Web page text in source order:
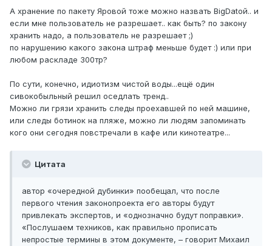
А хранение по пакету Яровой тоже можно назвать BigDatой.. и
если мне пользователь не разрешает.. как быть? по закону
хранить надо, а пользователь не разрешает ;)
по нарушению какого закона штраф меньше будет :) или при
любом раскладе 300тр?
По сути, конечно, идиотизм чистой воды...ещё один
сивокобыльный решил оседлать тренд..
Можно ли грязи хранить следы проехавшей по ней машине,
или следы ботинок на пляже, можно ли людям запоминать
кого они сегодня повстречали в кафе или кинотеатре...
Цитата
автор «очередной дубинки» пообещал, что после
первого чтения законопроекта его авторы будут
привлекать экспертов, и «однозначно будут поправки».
«Послушаем техников, как правильно прописать
непростые термины в этом документе, – говорит Михаил